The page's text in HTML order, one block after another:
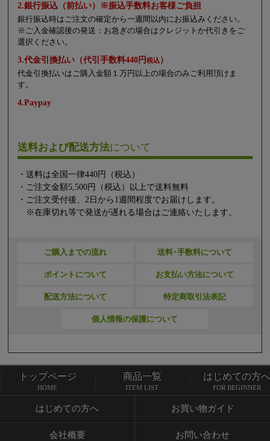
2.銀行振込（前払い）※振込手数料お客様ご負担
銀行振込時はご注文の確定から一週間以内にお振込みください。
※ご入金確認後の発送：お急ぎの場合はクレジットか代引きをご
選択ください。
3.代金引換払い（代引手数料440円税込）
代金引換払いはご購入金額１万円以上の場合のみご利用頂けま
す。
4.Paypay
送料および配送方法について
・送料は全国一律440円（税込）
・ご注文金額5,500円（税込）以上で送料無料
・ご注文受付後、2日から1週間程度でお届けします。
※在庫切れ等で発送が遅れる場合はご連絡いたします。
ご購入までの流れ 送料･手数料について
ポイントについて お支払い方法について
配送方法について 特定商取引法表記
個人情報の保護について
トップページ 商品一覧
はじめての方へ お買い物ガイド
会社概要 お問い合わせ
トップページ
HOME
商品一覧
ITEM LIST
はじめての方へ
FOR BEGINNER